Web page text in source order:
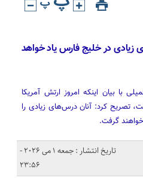
در خلیج فارس یاد خواهد
با بیان اینکه امروز ارتش آمریکا
تصریح کرد: آنان درس‌های زیادی را
گرفت.
تاریخ انتشار : جمعه 1 می 2026 -
23:56